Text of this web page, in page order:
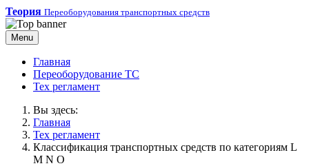
Теория Переоборудования транспортных средств
Menu
Главная
Переоборудование ТС
Тех регламент
Вы здесь:
Главная
Тех регламент
Классификация транспортных средств по категориям L
M N O